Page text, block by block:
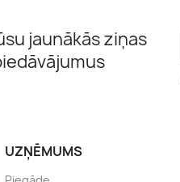
jaunākās ziņas
UZŅĒMUMS